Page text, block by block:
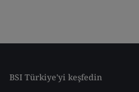
BSI Türkiye'yi keşfedin